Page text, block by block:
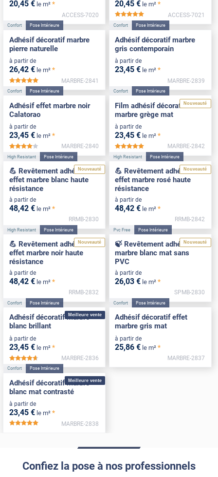
20,45 € le m² *
ACCESS-7020
20,45 € le m² *
ACCESS-7021
Confort Pose Intérieure
Adhésif décoratif marbre
pierre naturelle
à partir de
26,42 € le m² *
*****
MARBRE-2841
Confort Pose Intérieure
Adhésif décoratif marbre
gris contemporain
à partir de
23,45 € le m² *
MARBRE-2839
Confort Pose Intérieure
Adhésif effet marbre noir
Calatorao
à partir de
23,45 € le m² *
*****
MARBRE-2840
Nouveauté
Confort Pose Intérieure
Film adhésif décoratif effet
marbre grège mat
à partir de
23,45 € le m² *
MARBRE-2842
Nouveauté
High Resistant Pose Intérieure
💪 Revêtement adhésif
effet marbre blanc haute
résistance
à partir de
48,42 € le m² *
RRMB-2830
Nouveauté
High Resistant Pose Intérieure
💪 Revêtement adhésif
effet marbre rosé haute
résistance
à partir de
48,42 € le m² *
RRMB-2842
Nouveauté
High Resistant Pose Intérieure
💪 Revêtement adhésif
effet marbre noir haute
résistance
à partir de
48,42 € le m² *
RRMB-2832
Nouveauté
Pvc Free Pose Intérieure
🍃 Revêtement adhésif
marbre blanc mat sans
PVC
à partir de
26,03 € le m² *
SPMB-2830
Meilleure vente
Confort Pose Intérieure
Adhésif décoratif marbre
blanc brillant
à partir de
23,45 € le m² *
*****
MARBRE-2836
Confort Pose Intérieure
Adhésif décoratif effet
marbre gris mat
à partir de
25,86 € le m² *
MARBRE-2837
Meilleure vente
Confort Pose Intérieure
Adhésif décoratif marbre
blanc mat contrasté
à partir de
23,45 € le m² *
MARBRE-2838
Confiez la pose à nos professionnels